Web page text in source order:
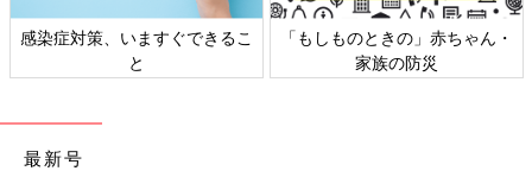
きるこ
「もしものときの」赤ちゃん・
日本外来小児科学会リ
ト検討会
最新号